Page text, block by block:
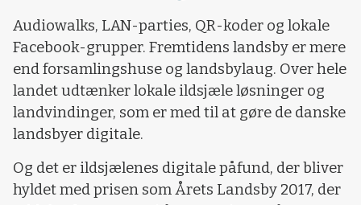
Audiowalks, LAN-parties, QR-koder og lokale
Facebook-grupper. Fremtidens landsby er mere
end forsamlingshuse og landsbylaug. Over hele
landet udtænker lokale ildsjæle løsninger og
landvindinger, som er med til at gøre de danske
landsbyer digitale.
Og det er ildsjælenes digitale påfund, der bliver
hyldet med prisen som Årets Landsby 2017, der